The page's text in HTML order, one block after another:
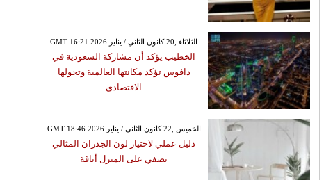
GMT 16:21 2026 الثلاثاء ,20 كانون الثاني / يناير
الخطيب يؤكد أن مشاركة السعودية في
دافوس تؤكد مكانتها العالمية وتحولها
الاقتصادي
GMT 18:46 2026 الخميس ,22 كانون الثاني / يناير
دليل عملي لاختيار لون الجدران المثالي
يضفي على المنزل أناقة